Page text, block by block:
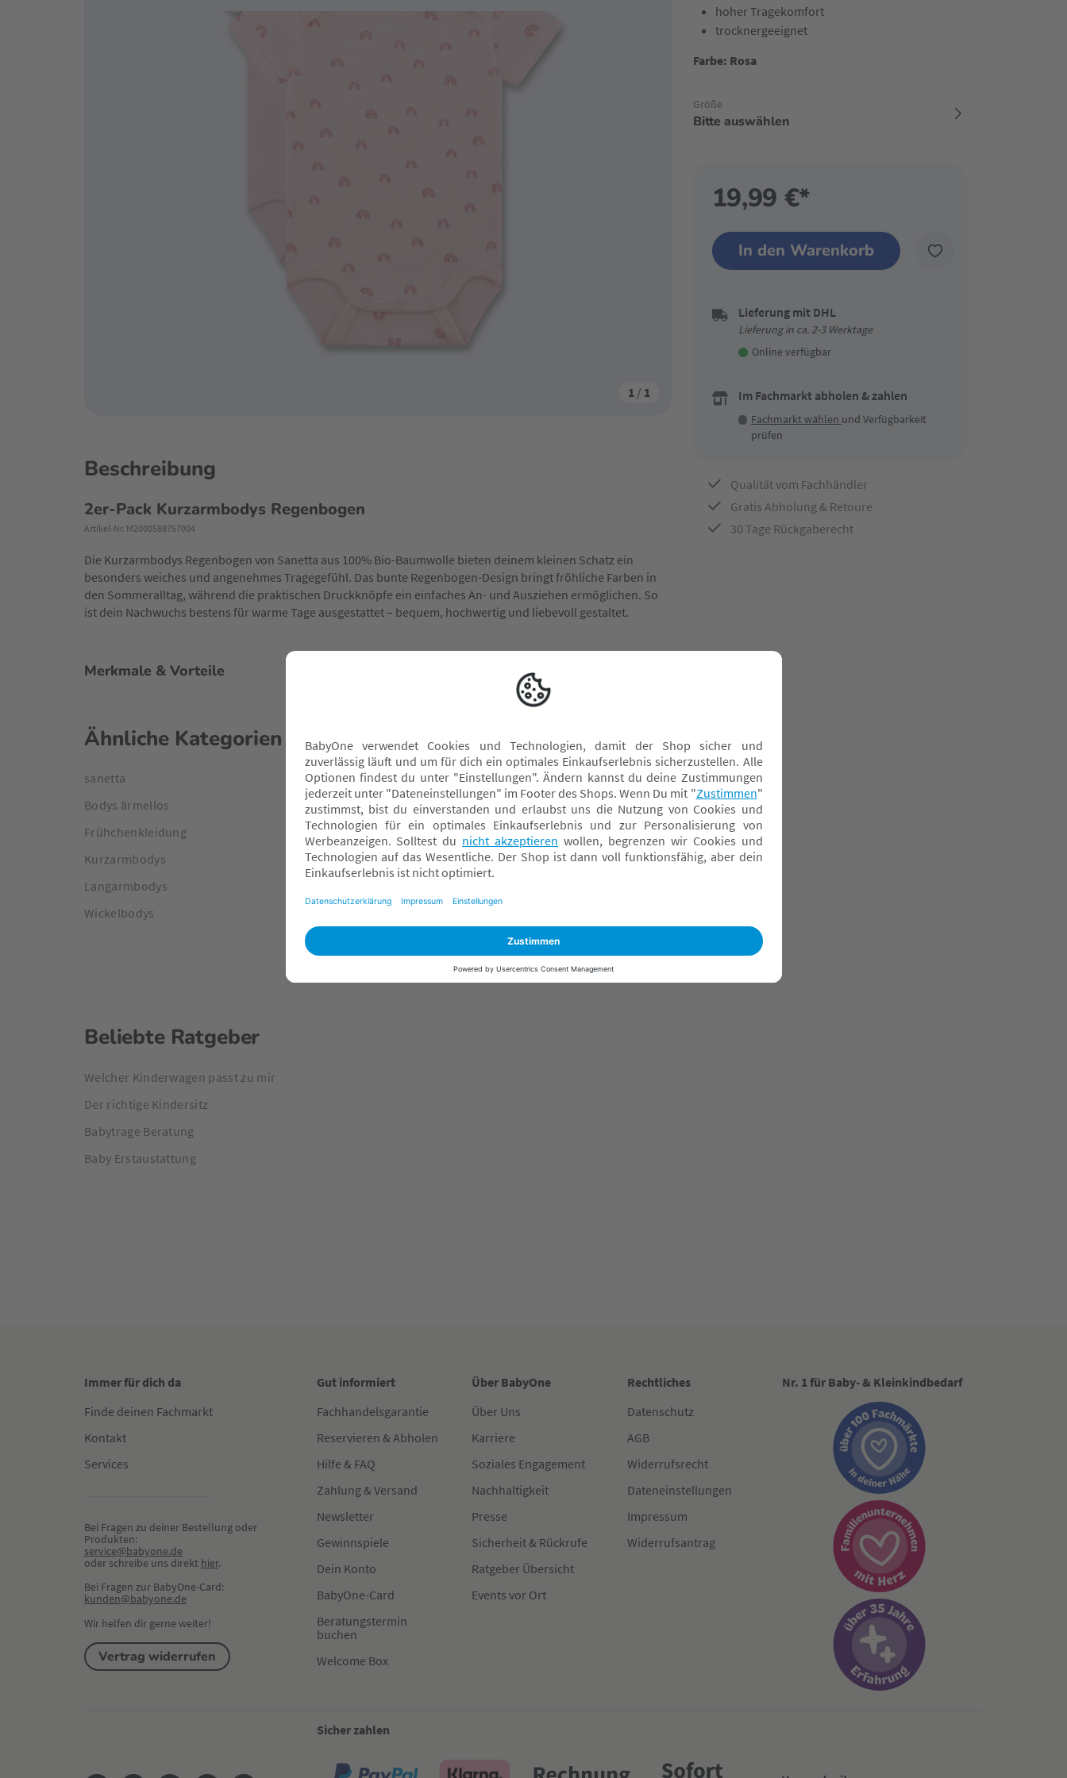
1 / 1
hoher Tragekomfort
trocknergeeignet
Farbe: Rosa
Größe
Bitte auswählen
19,99 €*
In den Warenkorb
Lieferung mit DHL
Lieferung in ca. 2-3 Werktage
Online verfügbar
Im Fachmarkt abholen & zahlen
Fachmarkt wählen und Verfügbarkeit
prüfen
Qualität vom Fachhändler
Gratis Abholung & Retoure
30 Tage Rückgaberecht
Beschreibung
2er-Pack Kurzarmbodys Regenbogen
Artikel-Nr. M2000588757004
Die Kurzarmbodys Regenbogen von Sanetta aus 100% Bio-Baumwolle bieten deinem kleinen Schatz ein
besonders weiches und angenehmes Tragegefühl. Das bunte Regenbogen-Design bringt fröhliche Farben in
den Sommeralltag, während die praktischen Druckknöpfe ein einfaches An- und Ausziehen ermöglichen. So
ist dein Nachwuchs bestens für warme Tage ausgestattet – bequem, hochwertig und liebevoll gestaltet.
Merkmale & Vorteile
Ähnliche Kategorien
sanetta
Bodys ärmellos
Frühchenkleidung
Kurzarmbodys
Langarmbodys
Wickelbodys
Beliebte Ratgeber
Welcher Kinderwagen passt zu mir
Der richtige Kindersitz
Babytrage Beratung
Baby Erstaustattung
Immer für dich da
Finde deinen Fachmarkt
Kontakt
Services
Bei Fragen zu deiner Bestellung oder
Produkten:
service@babyone.de
oder schreibe uns direkt hier.
Bei Fragen zur BabyOne-Card:
kunden@babyone.de
Wir helfen dir gerne weiter!
Vertrag widerrufen
Gut informiert
Fachhandelsgarantie
Reservieren & Abholen
Hilfe & FAQ
Zahlung & Versand
Newsletter
Gewinnspiele
Dein Konto
BabyOne-Card
Beratungstermin
buchen
Welcome Box
Über BabyOne
Über Uns
Karriere
Soziales Engagement
Nachhaltigkeit
Presse
Sicherheit & Rückrufe
Ratgeber Übersicht
Events vor Ort
Rechtliches
Datenschutz
AGB
Widerrufsrecht
Dateneinstellungen
Impressum
Widerrufsantrag
Nr. 1 für Baby- & Kleinkindbedarf
Sicher zahlen